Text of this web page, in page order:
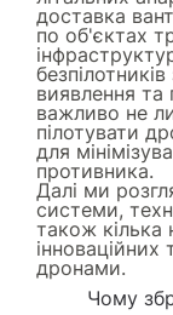
доставка
по об'єктах
виявлення та
важливо не
пілотувати
для
противника.
Далі ми
системи,
також кілька
інноваційних
дронами.
Чому